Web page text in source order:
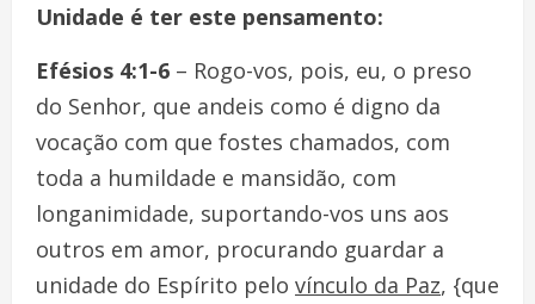
Unidade é ter este pensamento:
Efésios 4:1-6 – Rogo-vos, pois, eu, o preso
do Senhor, que andeis como é digno da
vocação com que fostes chamados, com
toda a humildade e mansidão, com
longanimidade, suportando-vos uns aos
outros em amor, procurando guardar a
unidade do Espírito pelo vínculo da Paz, {que